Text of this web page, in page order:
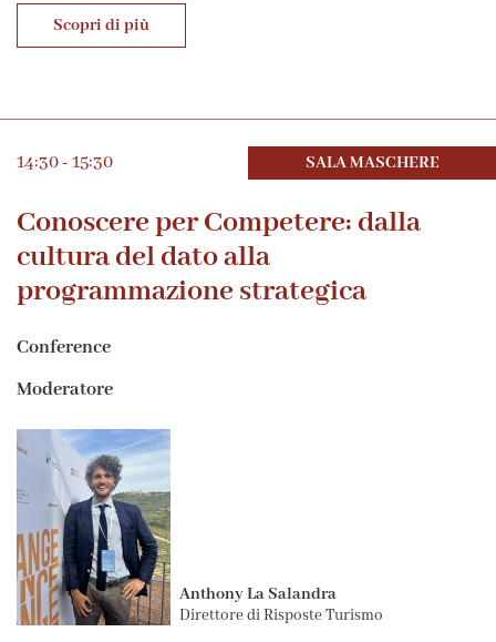
Scopri di più
SALA MASCHERE
14:30 - 15:30
Conoscere per Competere: dalla
cultura del dato alla
programmazione strategica
Conference
Moderatore
Anthony La Salandra
Direttore di Risposte Turismo